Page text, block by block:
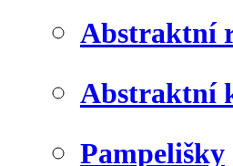
Abstraktní
Abstraktní
Pampelišky